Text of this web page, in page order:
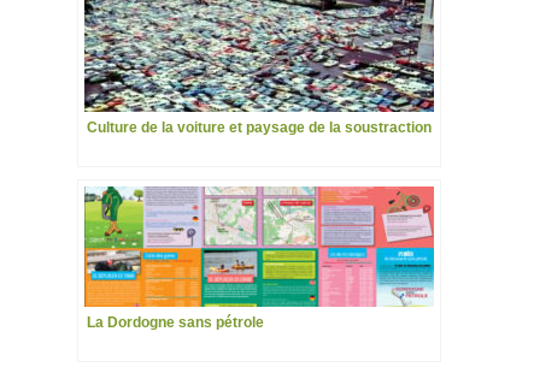
Culture de la voiture et paysage de la soustraction
La Dordogne sans pétrole